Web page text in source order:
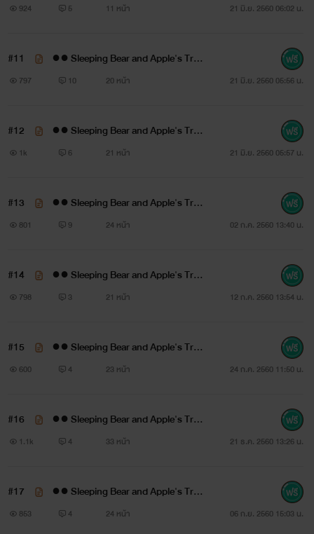
ทุกสิ่งรอบด้านดูจะหยุดไปเมื่อได้ยินเสียงพูดเบาๆ แต่สะท้อนก้อง
อ่า.. ทำเอาตื่นเลยแฮะ
ใจตื่น
.
.
OPEN►01/02/17
.
►ทักทายพูดคุยได้ทางทวิตเตอร์
●● 9 #น้ำนิ่ง
924 5 11 หน้า 21 มิ.ย. 2560 06:02 น.
#11
●● Sleeping Bear and Apple's Trap
●● 10 #แอปเปิล
797 10 20 หน้า 21 มิ.ย. 2560 05:56 น.
#12
●● Sleeping Bear and Apple's Trap
●● 11 #แอปเปิล
1k 6 21 หน้า 21 มิ.ย. 2560 05:57 น.
#13
●● Sleeping Bear and Apple's Trap
●● 12 #แอปเปิล
801 9 24 หน้า 02 ก.ค. 2560 13:40 น.
#14
●● Sleeping Bear and Apple's Trap
●● 13 #น้ำนิ่ง
798 3 21 หน้า 12 ก.ค. 2560 13:54 น.
#15
●● Sleeping Bear and Apple's Trap
●● 14 #แอปเปิล
600 4 23 หน้า 24 ก.ค. 2560 11:50 น.
#16
●● Sleeping Bear and Apple's Trap
●● 15 #น้ำนิ่ง ☆
1.1k 4 33 หน้า 21 ธ.ค. 2560 13:26 น.
#17
●● Sleeping Bear and Apple's Trap
●● 16 #แอปเปิล
853 4 24 หน้า 06 ก.ย. 2560 15:03 น.